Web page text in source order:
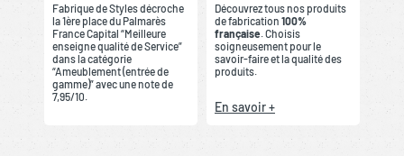
Fabrique de Styles décroche
la 1ère place du Palmarès
France Capital “Meilleure
enseigne qualité de Service”
dans la catégorie
“Ameublement (entrée de
gamme)” avec une note de
7,95/10.
Découvrez tous nos produits
de fabrication 100%
française . Choisis
soigneusement pour le
savoir-faire et la qualité des
produits.
En savoir +